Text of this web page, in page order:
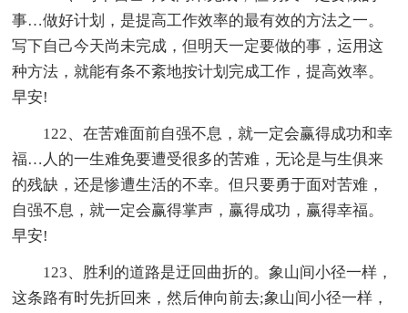
事…做好计划，是提高工作效率的最有效的方法之一。
写下自己今天尚未完成，但明天一定要做的事，运用这
种方法，就能有条不紊地按计划完成工作，提高效率。
早安!
122、在苦难面前自强不息，就一定会赢得成功和幸
福…人的一生难免要遭受很多的苦难，无论是与生俱来
的残缺，还是惨遭生活的不幸。但只要勇于面对苦难，
自强不息，就一定会赢得掌声，赢得成功，赢得幸福。
早安!
123、胜利的道路是迂回曲折的。象山间小径一样，
这条路有时先折回来，然后伸向前去;象山间小径一样，